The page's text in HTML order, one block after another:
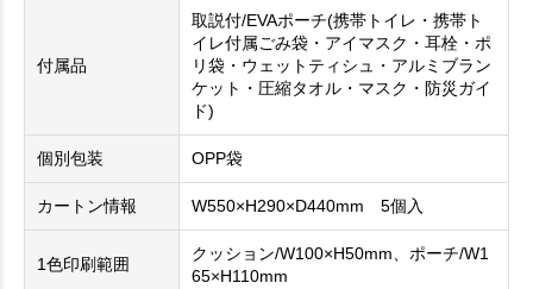
付属品
取説付/EVAポーチ(携帯トイレ・携帯ト
イレ付属ごみ袋・アイマスク・耳栓・ポ
リ袋・ウェットティシュ・アルミブラン
ケット・圧縮タオル・マスク・防災ガイ
ド)
個別包装 OPP袋
カートン情報 W550×H290×D440mm 5個入
1色印刷範囲
クッション/W100×H50mm、ポーチ/W1
65×H110mm